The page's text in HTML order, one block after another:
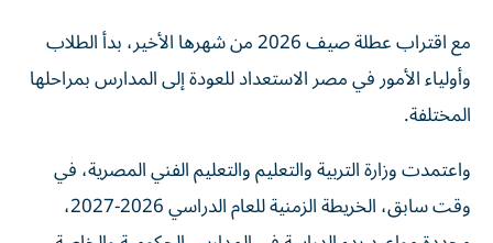
مع اقتراب عطلة صيف 2026 من شهرها الأخير، بدأ الطلاب
وأولياء الأمور في مصر الاستعداد للعودة إلى المدارس بمراحلها
المختلفة.
وقت سابق، الخريطة الزمنية للعام الدراسي 2026-2027،
محددة مواعيد بدء الدراسة في المدارس الحكومية والخاصة